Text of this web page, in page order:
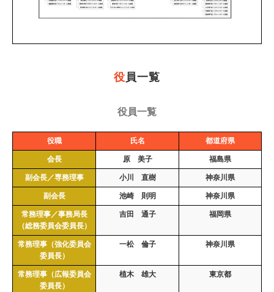
役 員一覧
役員一覧
役職 氏名 都道府県
会長 原 美子 福島県
副会長／専務理事 小川 直樹 神奈川県
副会長 池崎 則明 神奈川県
常務理事／事務局長
（総務委員会委員長）
吉田 通子 福岡県
常務理事（強化委員会
委員長）
一松 倫子 神奈川県
常務理事（広報委員会
委員長）
植木 雄大 東京都